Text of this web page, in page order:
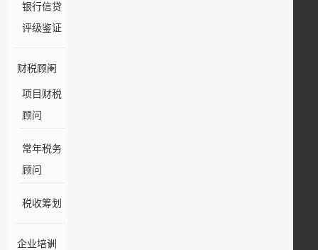
银行信贷
评级鉴证
财税顾问
项目财税
顾问
常年税务
顾问
税收筹划
企业培训